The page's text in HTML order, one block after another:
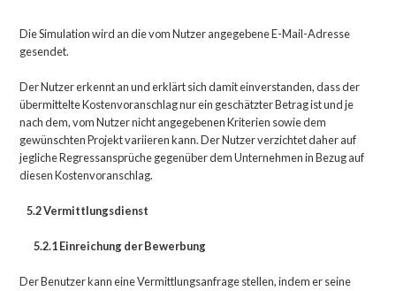
Die Simulation wird an die vom Nutzer angegebene E-Mail-Adresse
gesendet.
Der Nutzer erkennt an und erklärt sich damit einverstanden, dass der
übermittelte Kostenvoranschlag nur ein geschätzter Betrag ist und je
nach dem, vom Nutzer nicht angegebenen Kriterien sowie dem
gewünschten Projekt variieren kann. Der Nutzer verzichtet daher auf
jegliche Regressansprüche gegenüber dem Unternehmen in Bezug auf
diesen Kostenvoranschlag.
5.2 Vermittlungsdienst
5.2.1 Einreichung der Bewerbung
Der Benutzer kann eine Vermittlungsanfrage stellen, indem er seine